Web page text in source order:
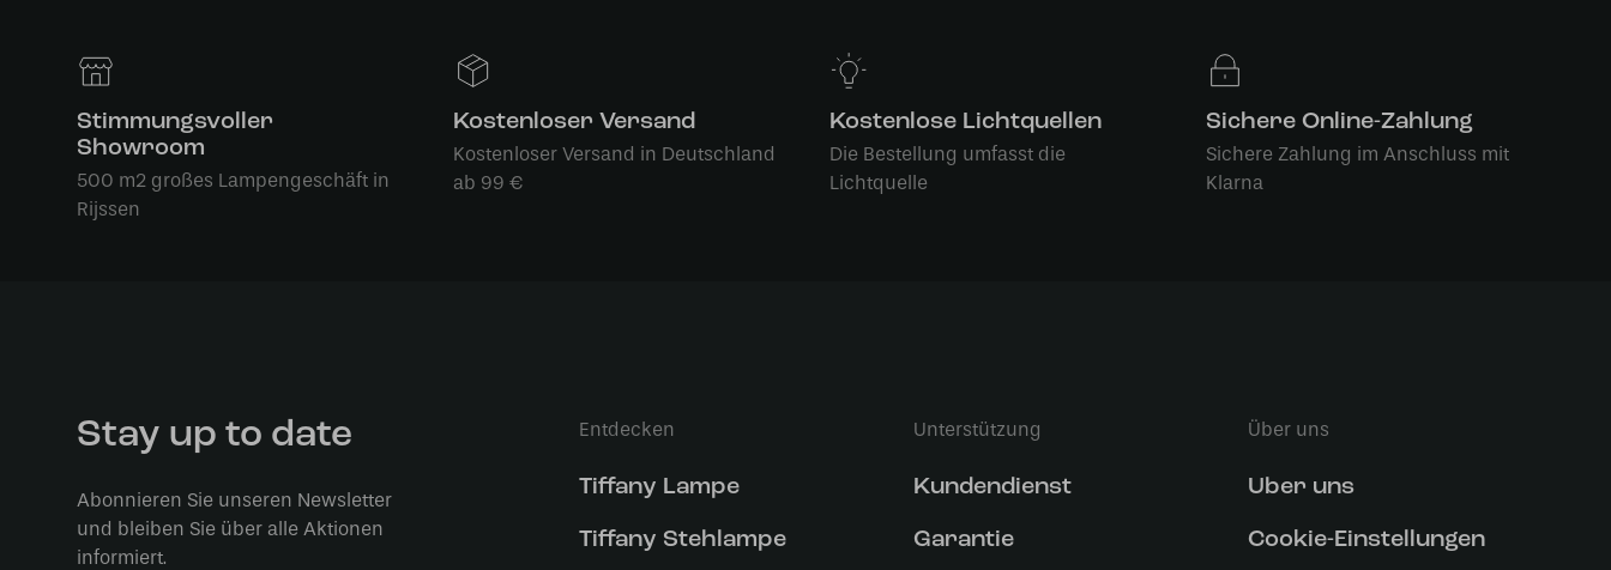
Stimmungsvoller
Showroom
500 m2 großes Lampengeschäft in
Rijssen
Kostenloser Versand
Kostenloser Versand in Deutschland
ab 99 €
Kostenlose Lichtquellen
Die Bestellung umfasst die
Lichtquelle
Sichere Online-Zahlung
Sichere Zahlung im Anschluss mit
Klarna
Stay up to date
Abonnieren Sie unseren Newsletter
und bleiben Sie über alle Aktionen
informiert.
Entdecken
Tiffany Lampe
Tiffany Stehlampe
Unterstützung
Kundendienst
Garantie
Über uns
Uber uns
Cookie-Einstellungen